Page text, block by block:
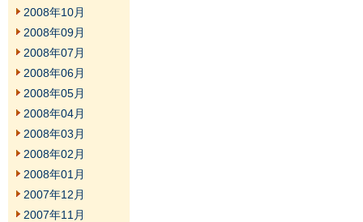
2008年10月
2008年09月
2008年07月
2008年06月
2008年05月
2008年04月
2008年03月
2008年02月
2008年01月
2007年12月
2007年11月